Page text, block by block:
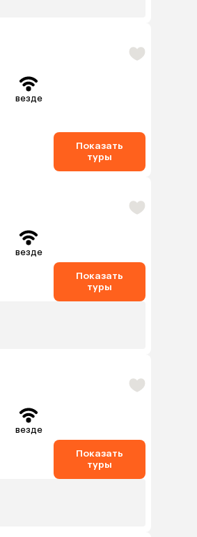
везде
Показать
туры
везде
Показать
туры
везде
Показать
туры